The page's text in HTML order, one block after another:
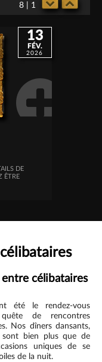
8 | 1
13
FÉV.
2026
DE
ÊTRE
entre célibataires
été le rendez-vous
de rencontres
Nos dîners dansants,
sont bien plus que de
uniques de se
de la nuit.